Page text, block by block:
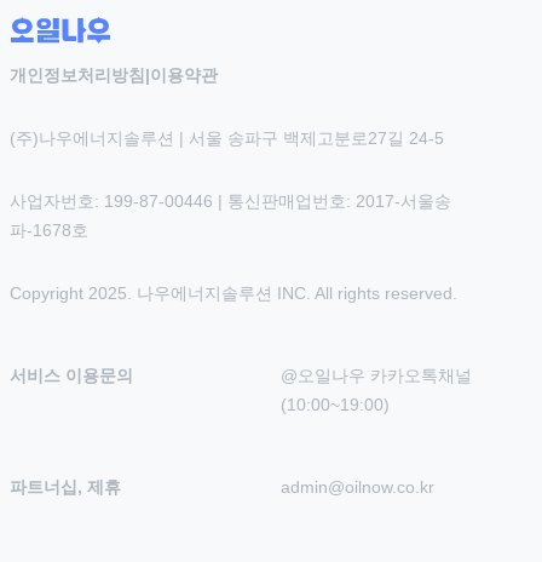
개인정보처리방침 |이용약관
(주)나우에너지솔루션 | 서울 송파구 백제고분로27길 24-5
사업자번호: 199-87-00446 | 통신판매업번호: 2017-서울송
파-1678호
Copyright 2025. 나우에너지솔루션 INC. All rights reserved.
서비스 이용문의
@오일나우 카카오톡채널
(10:00~19:00)
파트너십, 제휴 admin@oilnow.co.kr